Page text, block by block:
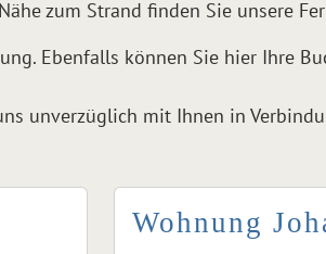
zum Strand finden Sie unsere
Ebenfalls können Sie hier Ihre
unverzüglich mit Ihnen in
Wohnung